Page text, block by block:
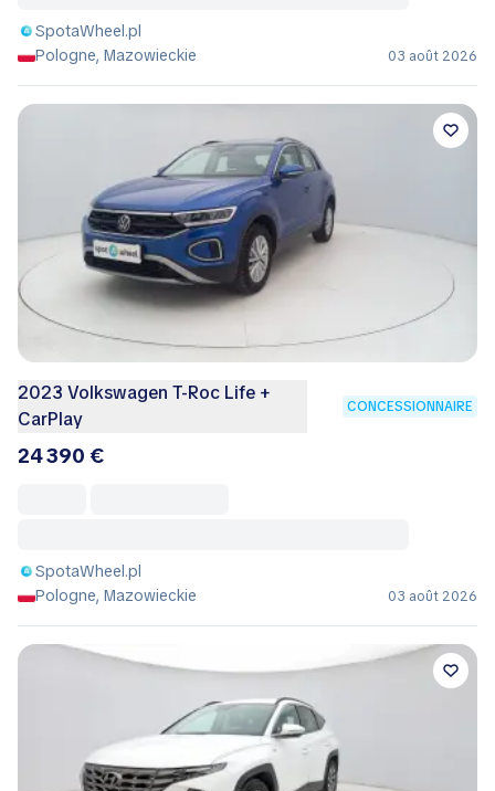
SpotaWheel.pl
Pologne, Mazowieckie
03 août 2026
2023 Volkswagen T-Roc Life +
CarPlay
CONCESSIONNAIRE
24 390 €
SpotaWheel.pl
Pologne, Mazowieckie
03 août 2026